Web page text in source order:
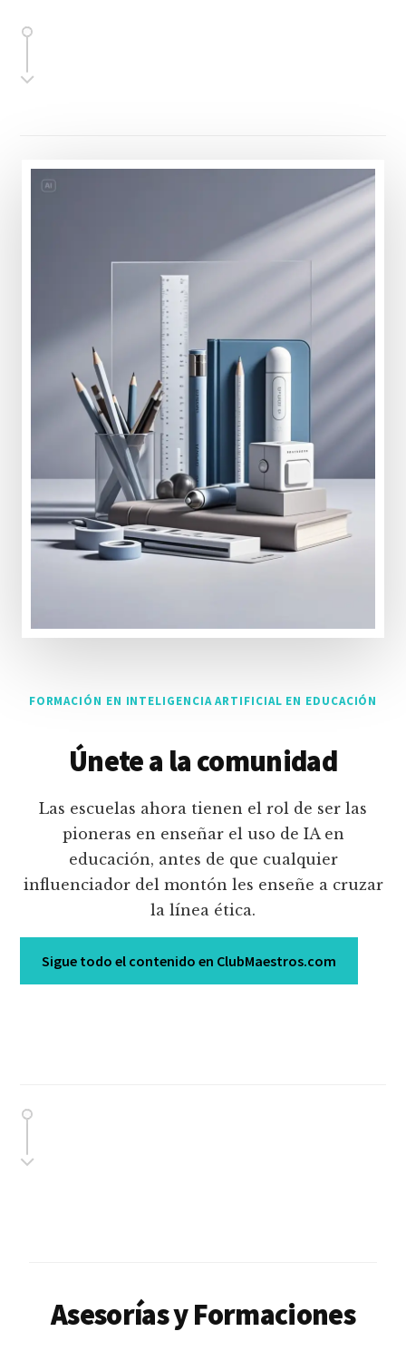
FORMACIÓN EN INTELIGENCIA ARTIFICIAL EN EDUCACIÓN
Únete a la comunidad
Las escuelas ahora tienen el rol de ser las
pioneras en enseñar el uso de IA en
educación, antes de que cualquier
influenciador del montón les enseñe a cruzar
la línea ética.
Sigue todo el contenido en ClubMaestros.com
Asesorías y Formaciones